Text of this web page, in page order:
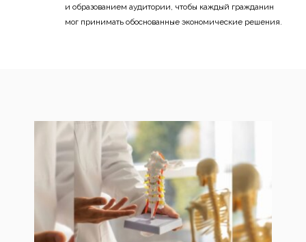
и образованием аудитории, чтобы каждый гражданин
мог принимать обоснованные экономические решения.